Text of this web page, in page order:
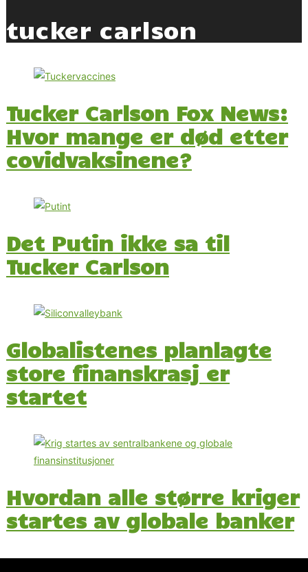
tucker carlson
Tucker Carlson Fox News:
Hvor mange er død etter
covidvaksinene?
Det Putin ikke sa til
Tucker Carlson
Globalistenes planlagte
store finanskrasj er
startet
Hvordan alle større kriger
startes av globale banker